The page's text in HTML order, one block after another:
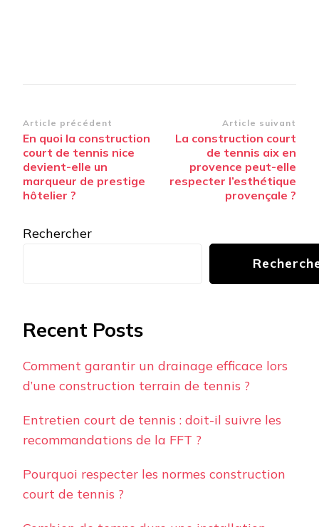
Navigation
d’article
Article précédent
En quoi la construction
court de tennis nice
devient-elle un
marqueur de prestige
hôtelier ?
Article suivant
La construction court
de tennis aix en
provence peut-elle
respecter l’esthétique
provençale ?
Rechercher
Recent Posts
Comment garantir un drainage efficace lors
d’une construction terrain de tennis ?
Entretien court de tennis : doit-il suivre les
recommandations de la FFT ?
Pourquoi respecter les normes construction
court de tennis ?